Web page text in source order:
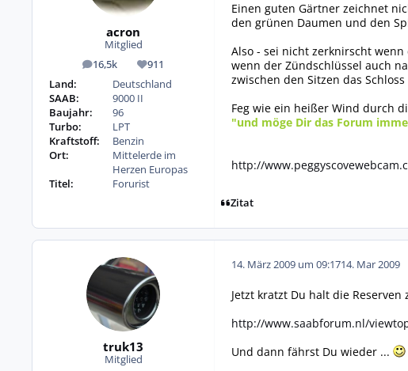
acron
Mitglied
16,5k
Beiträge 911
Reputation
Land:
Deutschland
SAAB:
9000 II
Baujahr:
96
Turbo:
LPT
Kraftstoff:
Benzin
Ort:
Mittelerde im
Herzen Europas
Titel:
Forurist
Einen guten Gärtner zeichnet
den grünen Daumen und den
Also - sei nicht zerknirscht
wenn der Zündschlüssel auch
zwischen den Sitzen das
Feg wie ein heißer Wind durch
"und möge Dir das Forum
http://
Zitat
truk13
Mitglied
14. März 2009 um 09:1714. Mar 2009
Jetzt kratzt Du halt die
http://www.saabforum.nl/
Und dann fährst Du wieder ...